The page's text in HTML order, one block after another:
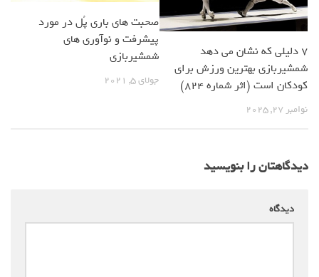
۷ دلیلی که نشان می دهد
شمشیربازی بهترین ورزش برای
کودکان است (اثر شماره 824)
نوامبر 27, 2025
صحبت های باری پُل در مورد
پیشرفت و نوآوری های
شمشیربازی
جولای 5, 2021
دیدگاهتان را بنویسید
دیدگاه